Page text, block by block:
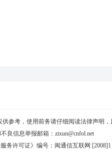
供参考，使用前务请仔细阅读法律声明
良信息举报邮箱： zixun@cnfol.net
许可证》编号：闽通信互联网 [2008]1